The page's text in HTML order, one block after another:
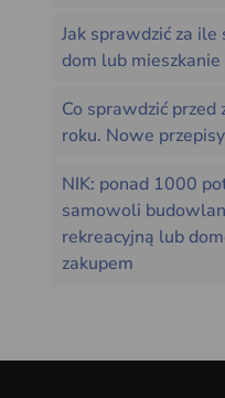
Jak sprawdzić za ile
dom lub mieszkanie
Co sprawdzić przed
roku. Nowe
NIK: ponad 1000
samowoli
rekreacyjną lub
zakupem